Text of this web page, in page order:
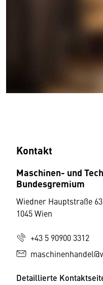
Kontakt
Maschinen- und
Bundesgremium
Wiedner Hauptstraße 63
1045 Wien
+43 5 90900 3312
Detaillierte